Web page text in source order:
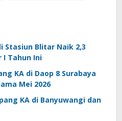
Stasiun Blitar Naik 2,3
I Tahun Ini
KA di Daop 8 Surabaya
Mei 2026
KA di Banyuwangi dan